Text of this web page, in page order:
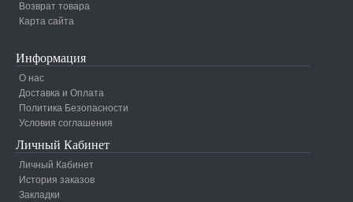
Возврат товара
Карта сайта
Информация
О нас
Доставка и Оплата
Политика Безопасности
Условия соглашения
Личный Кабинет
Личный Кабинет
История заказов
Закладки